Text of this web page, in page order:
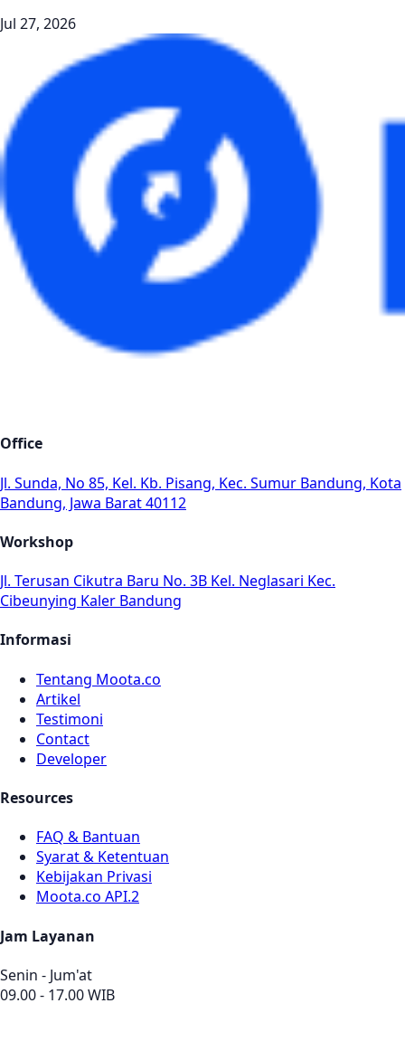
Jul 27, 2026
Office
Jl. Sunda, No 85, Kel. Kb. Pisang, Kec. Sumur Bandung, Kota
Bandung, Jawa Barat 40112
Workshop
Jl. Terusan Cikutra Baru No. 3B Kel. Neglasari Kec.
Cibeunying Kaler Bandung
Informasi
Tentang Moota.co
Artikel
Testimoni
Contact
Developer
Resources
FAQ & Bantuan
Syarat & Ketentuan
Kebijakan Privasi
Moota.co API.2
Jam Layanan
Senin - Jum'at
09.00 - 17.00 WIB